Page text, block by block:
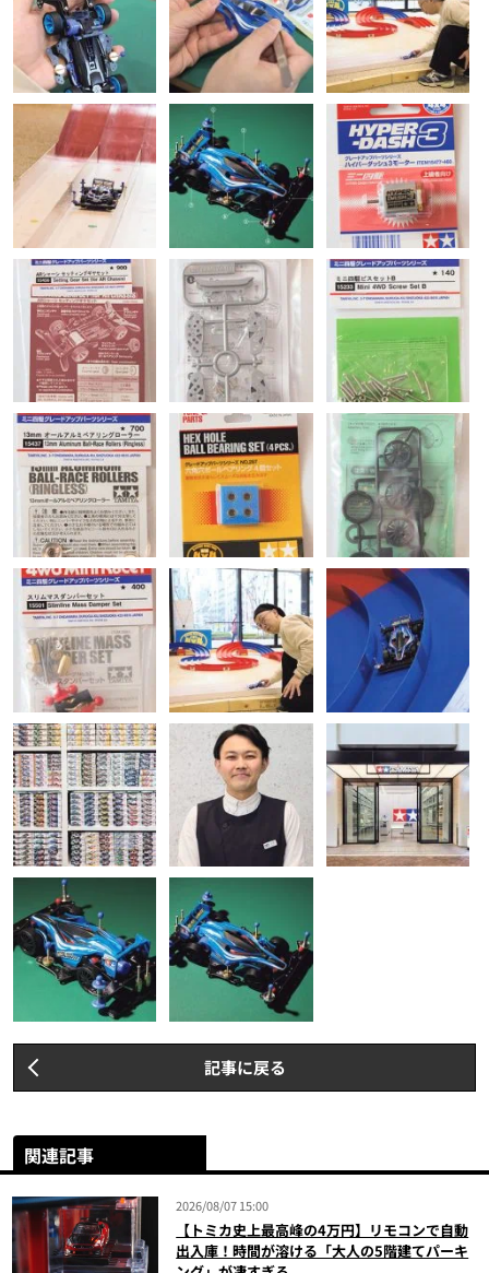
記事に戻る
関連記事
2026/08/07 15:00
【トミカ史上最高峰の4万円】リモコンで自動
出入庫！時間が溶ける「大人の5階建てパーキ